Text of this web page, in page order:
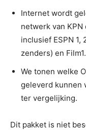
Internet wordt
netwerk van KPN
inclusief ESPN 1,
zenders) en Film1.
We tonen welke
geleverd kunnen
ter vergelijking.
Dit pakket is niet